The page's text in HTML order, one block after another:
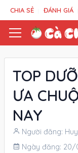
CHIA SẺ ĐÁNH GIÁ
TOP
ƯA
NAY
Người đăng:
Ngày đăng: